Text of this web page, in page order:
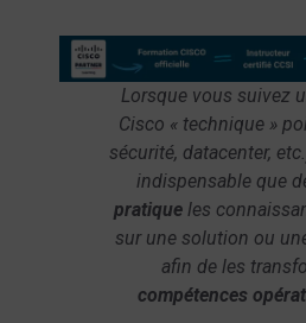
Lorsque vous suivez
Cisco « technique »
sécurité, datacenter,
indispensable que
pratique les
sur une solution ou
afin de les
compétences